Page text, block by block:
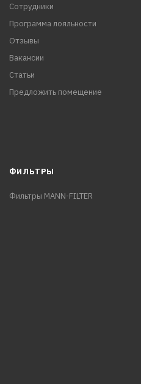
Сотрудники
Программа лояльности
Отзывы
Вакансии
Статьи
Предложить помещение
ФИЛЬТРЫ
Фильтры MANN-FILTER